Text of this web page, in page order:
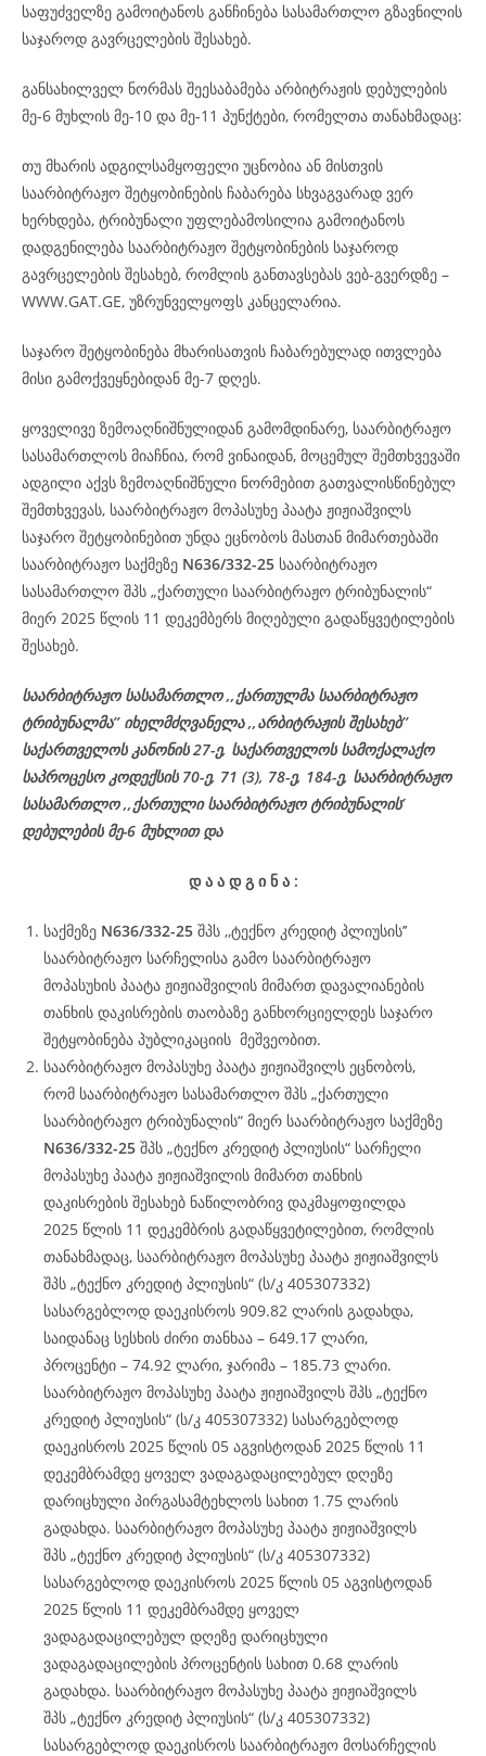
საფუძველზე გამოიტანოს განჩინება სასამართლო გზავნილის
საჯაროდ გავრცელების შესახებ.
განსახილველ ნორმას შეესაბამება არბიტრაჟის დებულების
მე-6 მუხლის მე-10 და მე-11 პუნქტები, რომელთა თანახმადაც:
თუ მხარის ადგილსამყოფელი უცნობია ან მისთვის
საარბიტრაჟო შეტყობინების ჩაბარება სხვაგვარად ვერ
ხერხდება, ტრიბუნალი უფლებამოსილია გამოიტანოს
დადგენილება საარბიტრაჟო შეტყობინების საჯაროდ
გავრცელების შესახებ, რომლის განთავსებას ვებ-გვერდზე –
WWW.GAT.GE, უზრუნველყოფს კანცელარია.
საჯარო შეტყობინება მხარისათვის ჩაბარებულად ითვლება
მისი გამოქვეყნებიდან მე-7 დღეს.
ყოველივე ზემოაღნიშნულიდან გამომდინარე, საარბიტრაჟო
სასამართლოს მიაჩნია, რომ ვინაიდან, მოცემულ შემთხვევაში
ადგილი აქვს ზემოაღნიშნული ნორმებით გათვალისწინებულ
შემთხვევას, საარბიტრაჟო მოპასუხე პაატა ჟიჟიაშვილს
საჯარო შეტყობინებით უნდა ეცნობოს მასთან მიმართებაში
საარბიტრაჟო საქმეზე N636/332-25 საარბიტრაჟო
სასამართლო შპს „ქართული საარბიტრაჟო ტრიბუნალის“
მიერ 2025 წლის 11 დეკემბერს მიღებული გადაწყვეტილების
შესახებ.
საარბიტრაჟო სასამართლო ,,ქართულმა საარბიტრაჟო
ტრიბუნალმა’’ იხელმძღვანელა ,,არბიტრაჟის შესახებ’’
საქართველოს კანონის 27-ე, საქართველოს სამოქალაქო
საპროცესო კოდექსის 70-ე, 71 (3), 78-ე, 184-ე, საარბიტრაჟო
სასამართლო ,,ქართული საარბიტრაჟო ტრიბუნალის’
დებულების მე-6 მუხლით და
დ ა ა დ გ ი ნ ა :
საქმეზე N636/332-25 შპს ,,ტექნო კრედიტ პლიუსის’’
საარბიტრაჟო სარჩელისა გამო საარბიტრაჟო
მოპასუხის პაატა ჟიჟიაშვილის მიმართ დავალიანების
თანხის დაკისრების თაობაზე განხორციელდეს საჯარო
შეტყობინება პუბლიკაციის მეშვეობით.
საარბიტრაჟო მოპასუხე პაატა ჟიჟიაშვილს ეცნობოს,
რომ საარბიტრაჟო სასამართლო შპს „ქართული
საარბიტრაჟო ტრიბუნალის“ მიერ საარბიტრაჟო საქმეზე
N636/332-25 შპს „ტექნო კრედიტ პლიუსის“ სარჩელი
მოპასუხე პაატა ჟიჟიაშვილის მიმართ თანხის
დაკისრების შესახებ ნაწილობრივ დაკმაყოფილდა
2025 წლის 11 დეკემბრის გადაწყვეტილებით, რომლის
თანახმადაც, საარბიტრაჟო მოპასუხე პაატა ჟიჟიაშვილს
შპს „ტექნო კრედიტ პლიუსის“ (ს/კ 405307332)
სასარგებლოდ დაეკისროს 909.82 ლარის გადახდა,
საიდანაც სესხის ძირი თანხაა – 649.17 ლარი,
პროცენტი – 74.92 ლარი, ჯარიმა – 185.73 ლარი.
საარბიტრაჟო მოპასუხე პაატა ჟიჟიაშვილს შპს „ტექნო
კრედიტ პლიუსის“ (ს/კ 405307332) სასარგებლოდ
დაეკისროს 2025 წლის 05 აგვისტოდან 2025 წლის 11
დეკემბრამდე ყოველ ვადაგადაცილებულ დღეზე
დარიცხული პირგასამტეხლოს სახით 1.75 ლარის
გადახდა. საარბიტრაჟო მოპასუხე პაატა ჟიჟიაშვილს
შპს „ტექნო კრედიტ პლიუსის“ (ს/კ 405307332)
სასარგებლოდ დაეკისროს 2025 წლის 05 აგვისტოდან
2025 წლის 11 დეკემბრამდე ყოველ
ვადაგადაცილებულ დღეზე დარიცხული
ვადაგადაცილების პროცენტის სახით 0.68 ლარის
გადახდა. საარბიტრაჟო მოპასუხე პაატა ჟიჟიაშვილს
შპს „ტექნო კრედიტ პლიუსის“ (ს/კ 405307332)
სასარგებლოდ დაეკისროს საარბიტრაჟო მოსარჩელის